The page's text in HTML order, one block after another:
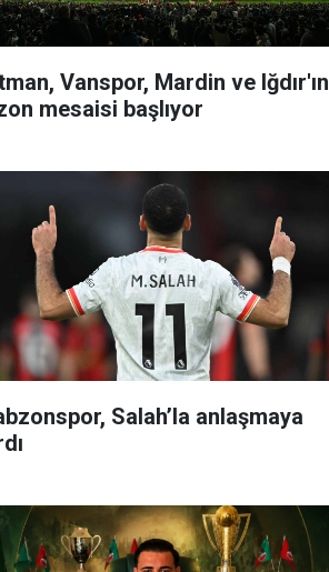
Vanspor, Mardin ve Iğdır'ın
mesaisi başlıyor
Salah’la anlaşmaya